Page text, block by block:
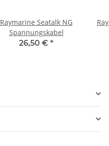
Raymarine Seatalk NG
Spannungskabel
26,50 € *